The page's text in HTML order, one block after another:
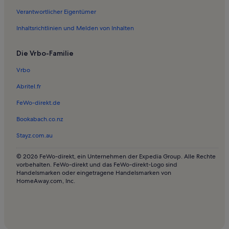
Ferienwohnungen in Pfarrkirche St. Peter
Chalets in Schenna
Hotels in Schenna
Häuser in Schenna
Ferienunterkünfte mit Pool in Schenna
Ferienwohnungen und Apartments in Schenna
Häuser in Burgstall
Ferienunterkünfte mit Pool in Burgstall
Ferienwohnungen und Apartments in Riffian
Verantwortlicher Eigentümer
Inhaltsrichtlinien und Melden von Inhalten
Die Vrbo-Familie
Vrbo
Abritel.fr
FeWo-direkt.de
Bookabach.co.nz
Stayz.com.au
© 2026 FeWo-direkt, ein Unternehmen der Expedia Group. Alle Rechte
vorbehalten. FeWo-direkt und das FeWo-direkt-Logo sind
Handelsmarken oder eingetragene Handelsmarken von
HomeAway.com, Inc.